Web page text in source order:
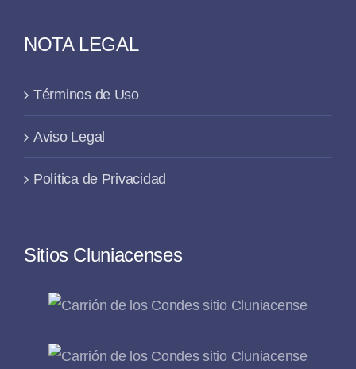
NOTA LEGAL
Términos de Uso
Aviso Legal
Política de Privacidad
Sitios Cluniacenses